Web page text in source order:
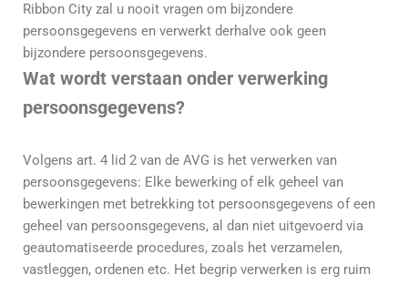
Ribbon City zal u nooit vragen om bijzondere
persoonsgegevens en verwerkt derhalve ook geen
bijzondere persoonsgegevens.
Wat wordt verstaan onder verwerking
persoonsgegevens?
Volgens art. 4 lid 2 van de AVG is het verwerken van
persoonsgegevens: Elke bewerking of elk geheel van
bewerkingen met betrekking tot persoonsgegevens of een
geheel van persoonsgegevens, al dan niet uitgevoerd via
geautomatiseerde procedures, zoals het verzamelen,
vastleggen, ordenen etc. Het begrip verwerken is erg ruim